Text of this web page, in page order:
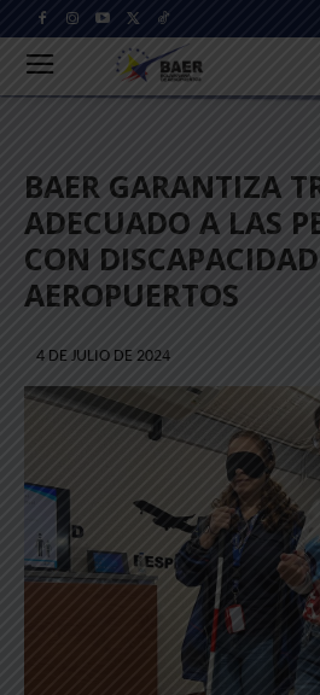
BAER GARANTIZA
ADECUADO A LAS
CON
AEROPUERTOS
4 DE JULIO DE 2024